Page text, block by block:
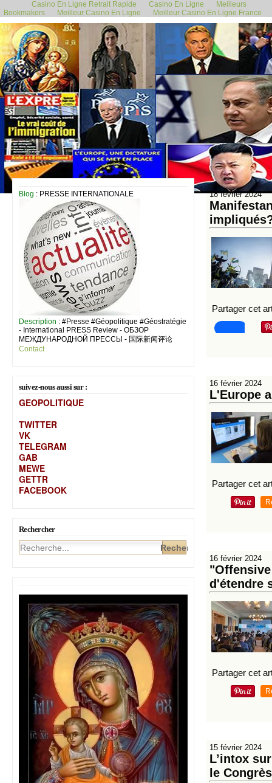
Casino En Ligne Retrait Rapide Casino En Ligne
Meilleurs
Bookmakers
Meilleur Casino En Ligne Meilleur Casino En Ligne France
Blog : PRESSE INTERNATIONALE
Description : #Presse #Géopolitique #Géostratégie
- International PRESS Review - ОБЗОР
МЕЖДУНАРОДНОЙ ПРЕССЫ - 国际新闻评论
Contact
suivez-nous aussi sur :
GEOPOLITIQUE
TWITTER
VK
TELEGRAM
GAB
MEWE
GETTR
FACEBOOK
Rechercher
18 février 2024
Partager cet
16 février 2024
L'Europe
Partager cet
16 février 2024
d'étendre
Partager cet
15 février 2024
L’intox
le